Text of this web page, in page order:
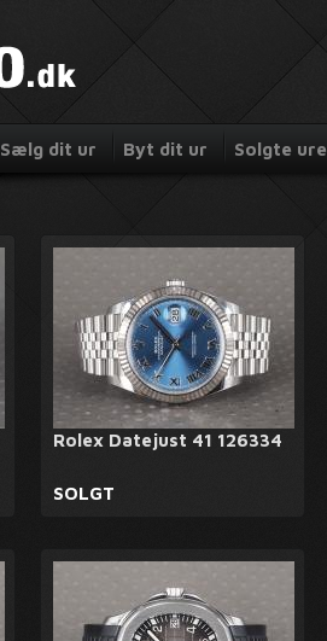
Sælg dit ur Byt dit ur Solgte ure
Rolex Datejust 41 126334
SOLGT